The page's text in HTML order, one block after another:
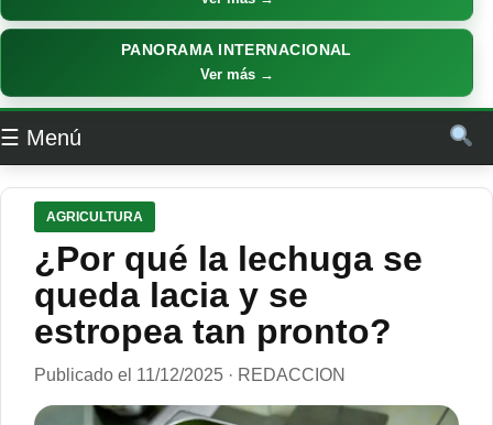
PANORAMA INTERNACIONAL
Ver más →
☰ Menú
AGRICULTURA
¿Por qué la lechuga se
queda lacia y se
estropea tan pronto?
Publicado el 11/12/2025 · REDACCION